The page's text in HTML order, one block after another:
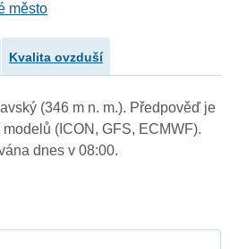
město
Kvalita ovzduší
(346 m n. m.). Předpověď je
(ICON, GFS, ECMWF).
dnes v 08:00.